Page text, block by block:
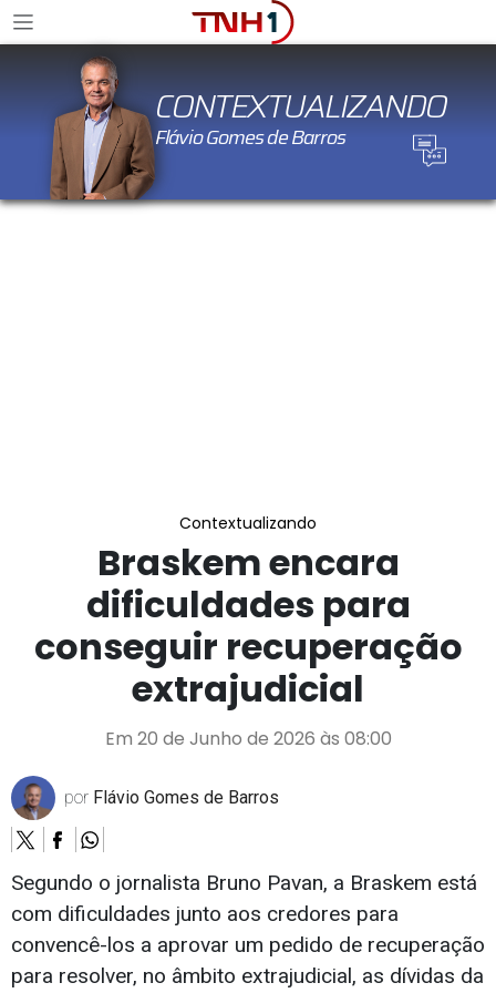
CONTEXTUALIZANDO
Contextualizando
Braskem encara
dificuldades para
conseguir recuperação
extrajudicial
Em 20 de Junho de 2026 às 08:00
por Flávio Gomes de Barros
Segundo o jornalista Bruno Pavan, a Braskem está
com dificuldades junto aos credores para
convencê-los a aprovar um pedido de recuperação
para resolver, no âmbito extrajudicial, as dívidas da